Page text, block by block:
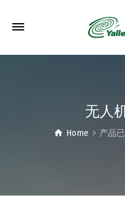
无人
Home 产品